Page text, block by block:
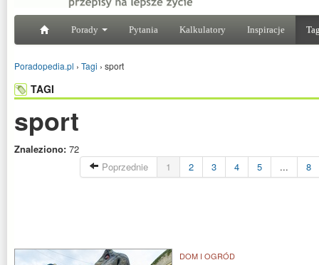
Porady Pytania Kalkulatory Inspiracje
Poradopedia.pl › Tagi › sport
TAGI
sport
Znaleziono: 72
Poprzednie
1 2 3 4 5 ... 8
DOM I OGRÓD